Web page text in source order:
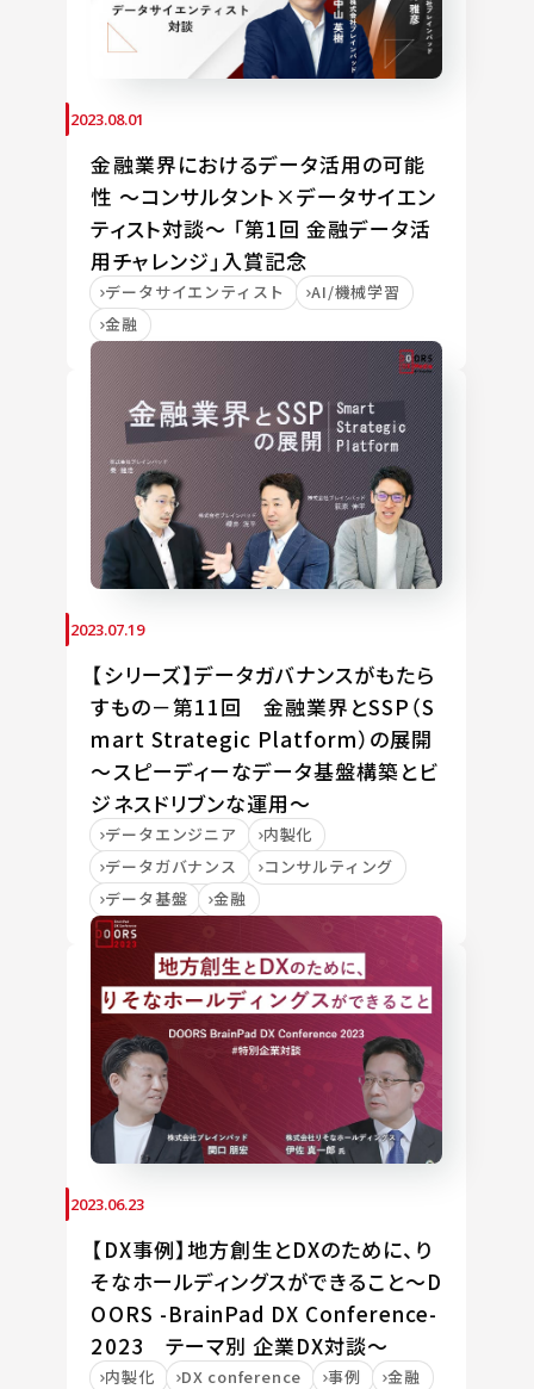
2023.08.01
金融業界におけるデータ活用の可能
性 ～コンサルタント×データサイエン
ティスト対談～ 「第1回 金融データ活
用チャレンジ」入賞記念
データサイエンティスト
AI/機械学習
金融
2023.07.19
【シリーズ】データガバナンスがもたら
すもの－第11回 金融業界とSSP（S
mart Strategic Platform）の展開
～スピーディーなデータ基盤構築とビ
ジネスドリブンな運用～
データエンジニア
内製化
データガバナンス
コンサルティング
データ基盤
金融
2023.06.23
【DX事例】地⽅創⽣とDXのために、り
そなホールディングスができること～D
OORS -BrainPad DX Conference-
2023 テーマ別 企業DX対談～
内製化 DX conference 事例
金融